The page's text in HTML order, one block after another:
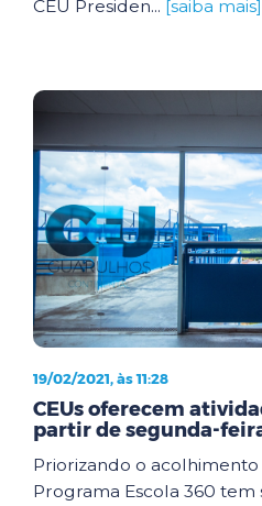
CEU Presiden... [saiba mais]
19/02/2021, às 11:28
CEUs oferecem
partir de segunda-
Priorizando o
Programa Escola 360